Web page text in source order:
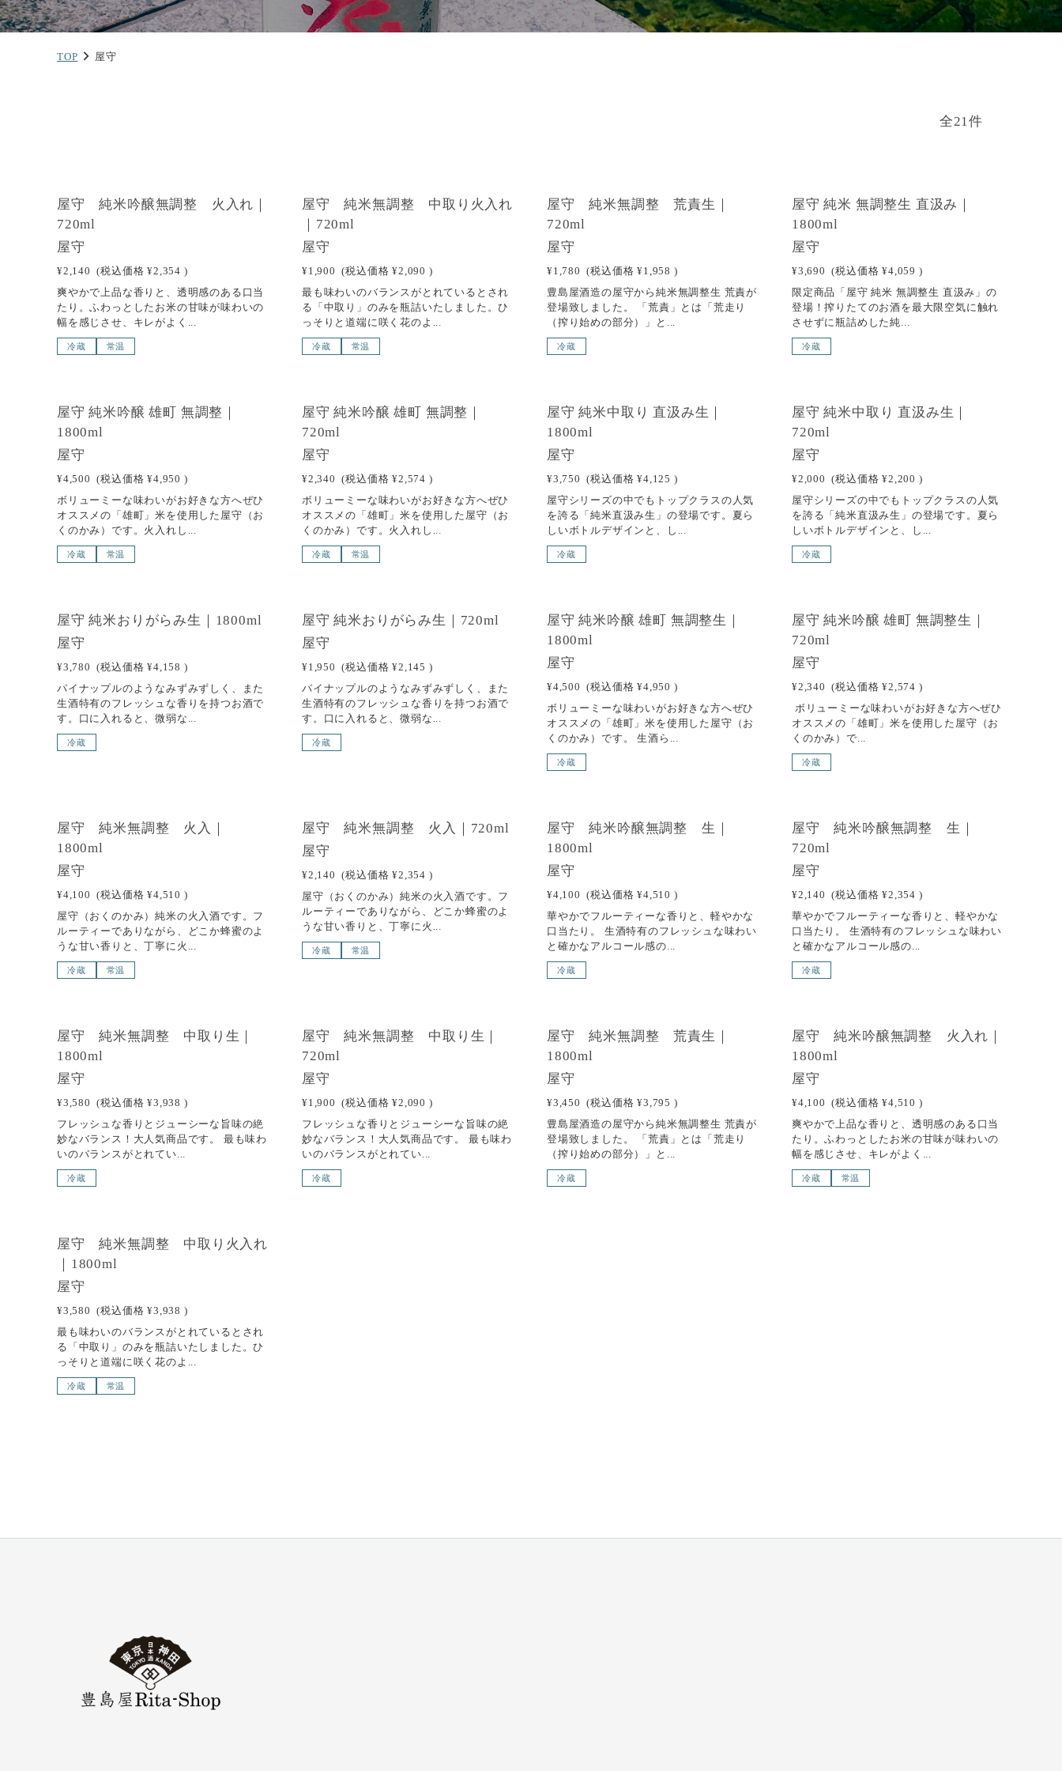
TOP 屋守
全21件
NEW
屋守 純米吟醸無調整 火入れ｜
720ml
屋守
¥2,140 (税込価格 ¥2,354 )
爽やかで上品な香りと、透明感のある口当
たり。ふわっとしたお米の甘味が味わいの
幅を感じさせ、キレがよく...
冷蔵 常温
屋守 純米無調整 中取り火入れ
｜720ml
屋守
¥1,900 (税込価格 ¥2,090 )
最も味わいのバランスがとれているとされ
る「中取り」のみを瓶詰いたしました。ひ
っそりと道端に咲く花のよ...
冷蔵 常温
屋守 純米無調整 荒責生｜
720ml
屋守
¥1,780 (税込価格 ¥1,958 )
豊島屋酒造の屋守から純米無調整生 荒責が
登場致しました。 「荒責」とは「荒走り
（搾り始めの部分）」と...
冷蔵
SOLD OUT
屋守 純米 無調整生 直汲み｜
1800ml
屋守
¥3,690 (税込価格 ¥4,059 )
限定商品「屋守 純米 無調整生 直汲み」の
登場！搾りたてのお酒を最大限空気に触れ
させずに瓶詰めした純...
冷蔵
SOLD OUT
屋守 純米吟醸 雄町 無調整｜
1800ml
屋守
¥4,500 (税込価格 ¥4,950 )
ボリューミーな味わいがお好きな方へぜひ
オススメの「雄町」米を使用した屋守（お
くのかみ）です。火入れし...
冷蔵 常温
SOLD OUT
屋守 純米吟醸 雄町 無調整｜
720ml
屋守
¥2,340 (税込価格 ¥2,574 )
ボリューミーな味わいがお好きな方へぜひ
オススメの「雄町」米を使用した屋守（お
くのかみ）です。火入れし...
冷蔵 常温
SOLD OUT
屋守 純米中取り 直汲み生｜
1800ml
屋守
¥3,750 (税込価格 ¥4,125 )
屋守シリーズの中でもトップクラスの人気
を誇る「純米直汲み生」の登場です。夏ら
しいボトルデザインと、し...
冷蔵
SOLD OUT
屋守 純米中取り 直汲み生｜
720ml
屋守
¥2,000 (税込価格 ¥2,200 )
屋守シリーズの中でもトップクラスの人気
を誇る「純米直汲み生」の登場です。夏ら
しいボトルデザインと、し...
冷蔵
SOLD OUT
屋守 純米おりがらみ生｜1800ml
屋守
¥3,780 (税込価格 ¥4,158 )
パイナップルのようなみずみずしく、また
生酒特有のフレッシュな香りを持つお酒で
す。口に入れると、微弱な...
冷蔵
SOLD OUT
屋守 純米おりがらみ生｜720ml
屋守
¥1,950 (税込価格 ¥2,145 )
パイナップルのようなみずみずしく、また
生酒特有のフレッシュな香りを持つお酒で
す。口に入れると、微弱な...
冷蔵
SOLD OUT
屋守 純米吟醸 雄町 無調整生｜
1800ml
屋守
¥4,500 (税込価格 ¥4,950 )
ボリューミーな味わいがお好きな方へぜひ
オススメの「雄町」米を使用した屋守（お
くのかみ）です。 生酒ら...
冷蔵
SOLD OUT
屋守 純米吟醸 雄町 無調整生｜
720ml
屋守
¥2,340 (税込価格 ¥2,574 )
ボリューミーな味わいがお好きな方へぜひ
オススメの「雄町」米を使用した屋守（お
くのかみ）で...
冷蔵
SOLD OUT
屋守 純米無調整 火入｜
1800ml
屋守
¥4,100 (税込価格 ¥4,510 )
屋守（おくのかみ）純米の火入酒です。フ
ルーティーでありながら、どこか蜂蜜のよ
うな甘い香りと、丁寧に火...
冷蔵 常温
SOLD OUT
屋守 純米無調整 火入｜720ml
屋守
¥2,140 (税込価格 ¥2,354 )
屋守（おくのかみ）純米の火入酒です。フ
ルーティーでありながら、どこか蜂蜜のよ
うな甘い香りと、丁寧に火...
冷蔵 常温
SOLD OUT
屋守 純米吟醸無調整 生｜
1800ml
屋守
¥4,100 (税込価格 ¥4,510 )
華やかでフルーティーな香りと、軽やかな
口当たり。 生酒特有のフレッシュな味わい
と確かなアルコール感の...
冷蔵
SOLD OUT
屋守 純米吟醸無調整 生｜
720ml
屋守
¥2,140 (税込価格 ¥2,354 )
華やかでフルーティーな香りと、軽やかな
口当たり。 生酒特有のフレッシュな味わい
と確かなアルコール感の...
冷蔵
SOLD OUT
屋守 純米無調整 中取り生｜
1800ml
屋守
¥3,580 (税込価格 ¥3,938 )
フレッシュな香りとジューシーな旨味の絶
妙なバランス！大人気商品です。 最も味わ
いのバランスがとれてい...
冷蔵
SOLD OUT
屋守 純米無調整 中取り生｜
720ml
屋守
¥1,900 (税込価格 ¥2,090 )
フレッシュな香りとジューシーな旨味の絶
妙なバランス！大人気商品です。 最も味わ
いのバランスがとれてい...
冷蔵
SOLD OUT
屋守 純米無調整 荒責生｜
1800ml
屋守
¥3,450 (税込価格 ¥3,795 )
豊島屋酒造の屋守から純米無調整生 荒責が
登場致しました。 「荒責」とは「荒走り
（搾り始めの部分）」と...
冷蔵
NEW
屋守 純米吟醸無調整 火入れ｜
1800ml
屋守
¥4,100 (税込価格 ¥4,510 )
爽やかで上品な香りと、透明感のある口当
たり。ふわっとしたお米の甘味が味わいの
幅を感じさせ、キレがよく...
冷蔵 常温
SOLD OUT
屋守 純米無調整 中取り火入れ
｜1800ml
屋守
¥3,580 (税込価格 ¥3,938 )
最も味わいのバランスがとれているとされ
る「中取り」のみを瓶詰いたしました。ひ
っそりと道端に咲く花のよ...
冷蔵 常温